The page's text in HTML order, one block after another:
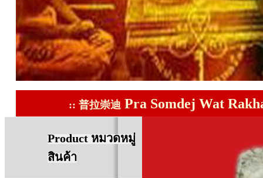
:: 普拉崇迪 Pra Somdej Wat
Product หมวดหมู่
สินค้า